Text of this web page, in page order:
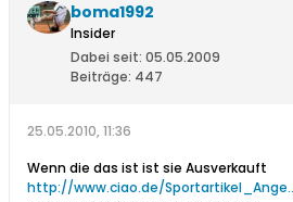
boma1992
Insider
Dabei seit: 05.05.2009
Beiträge: 447
25.05.2010, 11:36
Wenn die das ist ist sie Ausverkauft
http://www.ciao.de/